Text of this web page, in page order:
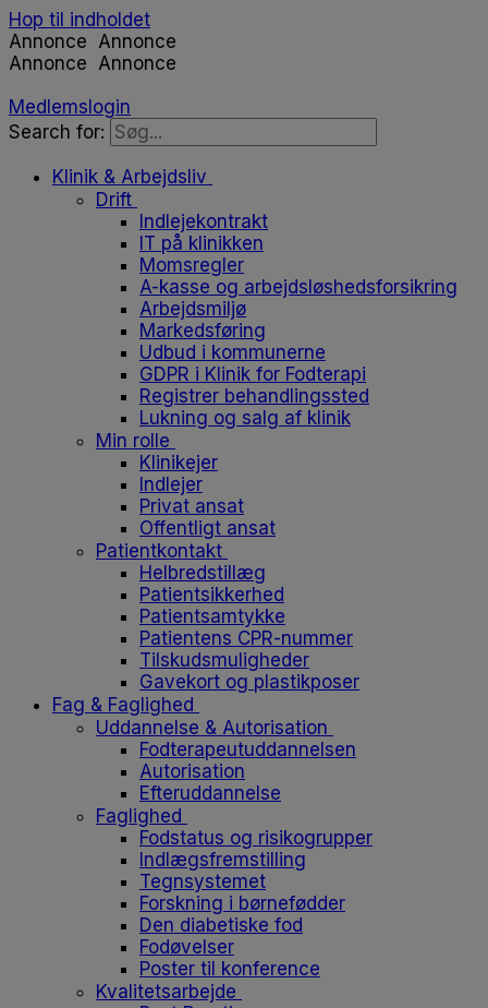
Hop til indholdet
Annonce Annonce
Annonce Annonce
Medlemslogin
Search for:
Klinik & Arbejdsliv
Drift
Indlejekontrakt
IT på klinikken
Momsregler
A-kasse og arbejdsløshedsforsikring
Arbejdsmiljø
Markedsføring
Udbud i kommunerne
GDPR i Klinik for Fodterapi
Registrer behandlingssted
Lukning og salg af klinik
Min rolle
Klinikejer
Indlejer
Privat ansat
Offentligt ansat
Patientkontakt
Helbredstillæg
Patientsikkerhed
Patientsamtykke
Patientens CPR-nummer
Tilskudsmuligheder
Gavekort og plastikposer
Fag & Faglighed
Uddannelse & Autorisation
Fodterapeutuddannelsen
Autorisation
Efteruddannelse
Faglighed
Fodstatus og risikogrupper
Indlægsfremstilling
Tegnsystemet
Forskning i børnefødder
Den diabetiske fod
Fodøvelser
Poster til konference
Kvalitetsarbejde